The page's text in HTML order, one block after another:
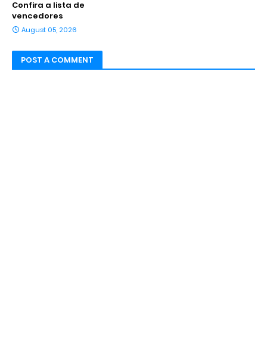
Confira a lista de
vencedores
August 05, 2026
POST A COMMENT